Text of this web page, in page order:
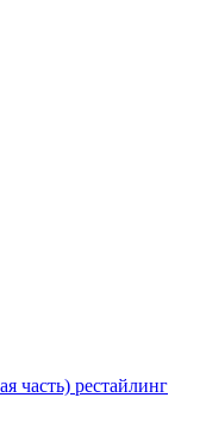
часть) рестайлинг